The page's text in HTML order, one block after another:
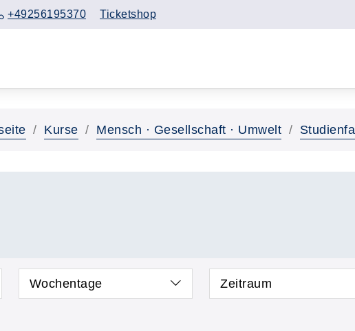
+49256195370 Ticketshop
Kurse Mensch · Gesellschaft · Umwelt
Wochentage Zeitraum